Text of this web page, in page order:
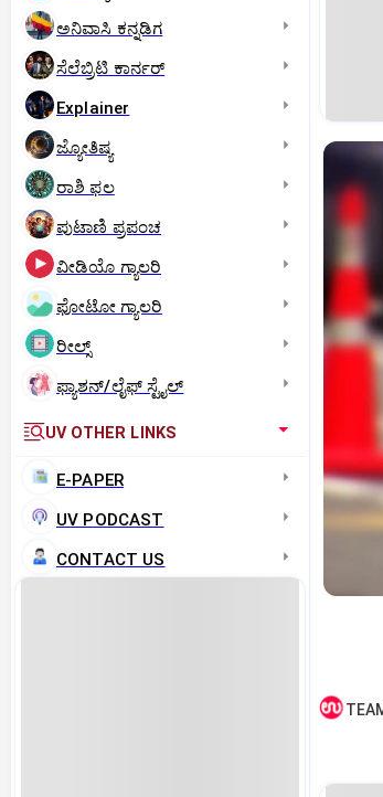
ಅನಿವಾಸಿ ಕನ್ನಡಿಗ
ಸೆಲೆಬ್ರಿಟಿ ಕಾರ್ನರ್‌
Explainer
ಜ್ಯೋತಿಷ್ಯ
ರಾಶಿ ಫಲ
ಪುಟಾಣಿ ಪ್ರಪಂಚ
ವೀಡಿಯೊ ಗ್ಯಾಲರಿ
ಫೋಟೋ ಗ್ಯಾಲರಿ
ರೀಲ್ಸ್
ಫ್ಯಾಶನ್/ಲೈಫ್‌ ಸ್ಟೈಲ್
UV OTHER LINKS
E-PAPER
UV PODCAST
CONTACT US